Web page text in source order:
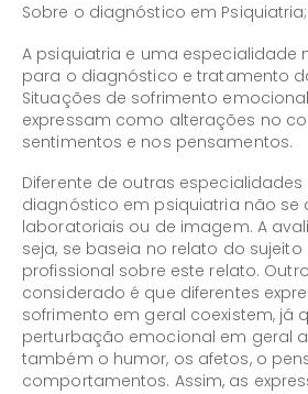
Sobre o diagnóstico em Psiquiatria;
A psiquiatria e uma especialidade
para o diagnóstico e tratamento
Situações de sofrimento
expressam como alterações no
sentimentos e nos pensamentos.
Diferente de outras especialidades
diagnóstico em psiquiatria não se
laboratoriais ou de imagem. A
seja, se baseia no relato do
profissional sobre este relato.
considerado é que diferentes
sofrimento em geral coexistem, já
perturbação emocional em geral
também o humor, os afetos, o
comportamentos. Assim, as